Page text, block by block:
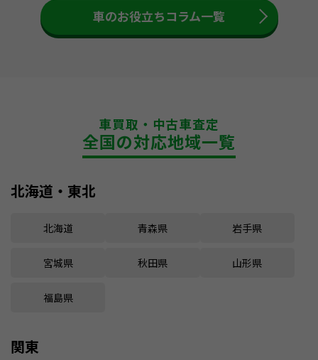
車のお役立ちコラム一覧
車買取・中古車査定
全国の対応地域一覧
北海道・東北
北海道 青森県 岩手県
宮城県 秋田県 山形県
福島県
関東